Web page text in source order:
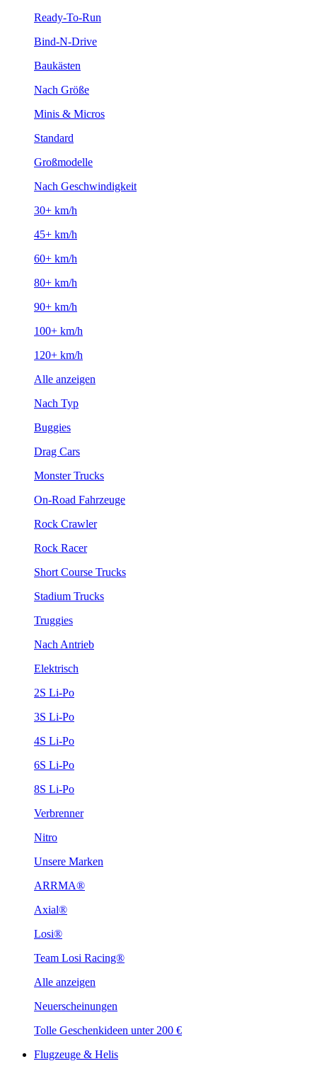
Ready-To-Run
Bind-N-Drive
Baukästen
Nach Größe
Minis & Micros
Standard
Großmodelle
Nach Geschwindigkeit
30+ km/h
45+ km/h
60+ km/h
80+ km/h
90+ km/h
100+ km/h
120+ km/h
Alle anzeigen
Nach Typ
Buggies
Drag Cars
Monster Trucks
On-Road Fahrzeuge
Rock Crawler
Rock Racer
Short Course Trucks
Stadium Trucks
Truggies
Nach Antrieb
Elektrisch
2S Li-Po
3S Li-Po
4S Li-Po
6S Li-Po
8S Li-Po
Verbrenner
Nitro
Unsere Marken
ARRMA®
Axial®
Losi®
Team Losi Racing®
Alle anzeigen
Neuerscheinungen
Tolle Geschenkideen unter 200 €
Flugzeuge & Helis